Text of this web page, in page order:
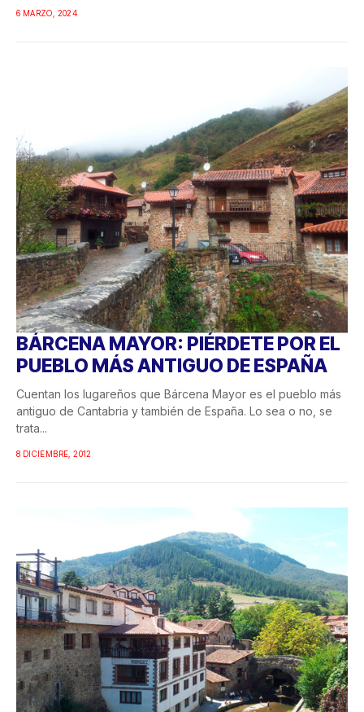
6 MARZO, 2024
BÁRCENA MAYOR: PIÉRDETE POR EL
PUEBLO MÁS ANTIGUO DE ESPAÑA
Cuentan los lugareños que Bárcena Mayor es el pueblo más
antiguo de Cantabria y también de España. Lo sea o no, se
trata...
8 DICIEMBRE, 2012